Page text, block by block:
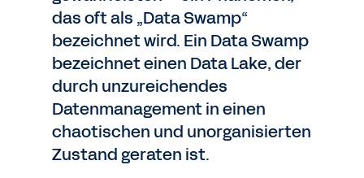
das oft als „Data Swamp“
bezeichnet wird. Ein Data Swamp
bezeichnet einen Data Lake, der
durch unzureichendes
Datenmanagement in einen
chaotischen und unorganisierten
Zustand geraten ist.